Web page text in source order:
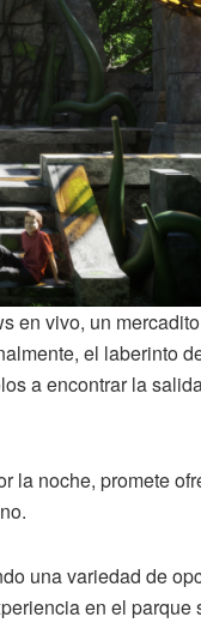
en vivo, un
el laberinto
a encontrar la
la noche, promete
una variedad de
en el parque